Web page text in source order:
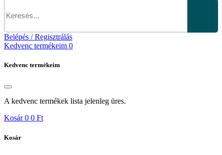
Belépés / Regisztrálás
Kedvenc termékeim 0
Kedvenc termékeim
A kedvenc termékek lista jelenleg üres.
Kosár 0 0 Ft
Kosár